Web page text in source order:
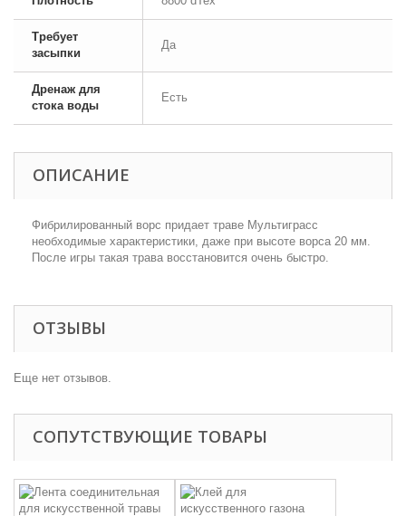
Требует
засыпки
Да
Дренаж для
стока воды
Есть
ОПИСАНИЕ
Фибрилированный ворс придает траве Мультиграсс
необходимые характеристики, даже при высоте ворса 20 мм.
После игры такая трава восстановится очень быстро.
ОТЗЫВЫ
Еще нет отзывов.
СОПУТСТВУЮЩИЕ ТОВАРЫ